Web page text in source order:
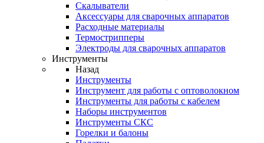
Скалыватели
Аксессуары для сварочных аппаратов
Расходные материалы
Термострипперы
Электроды для сварочных аппаратов
Инструменты
Назад
Инструменты
Инструмент для работы с оптоволокном
Инструменты для работы с кабелем
Наборы инструментов
Инструменты СКС
Горелки и балоны